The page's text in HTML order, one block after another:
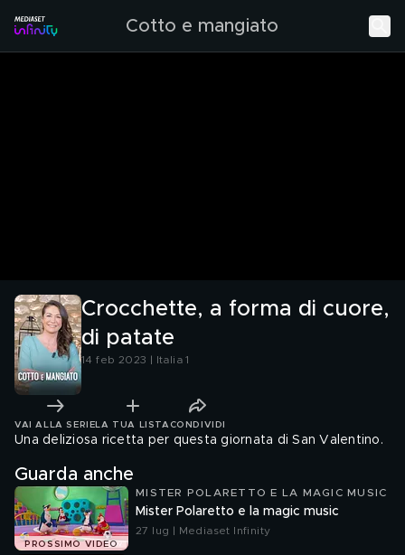
Cotto e mangiato
Crocchette, a forma di cuore,
di patate
14 feb 2023 | Italia 1
VAI ALLA SERIE LA TUA LISTA CONDIVIDI
Una deliziosa ricetta per questa giornata di San Valentino.
Guarda anche
PROSSIMO VIDEO
MISTER POLARETTO E LA MAGIC MUSIC
Mister Polaretto e la magic music
27 lug | Mediaset Infinity